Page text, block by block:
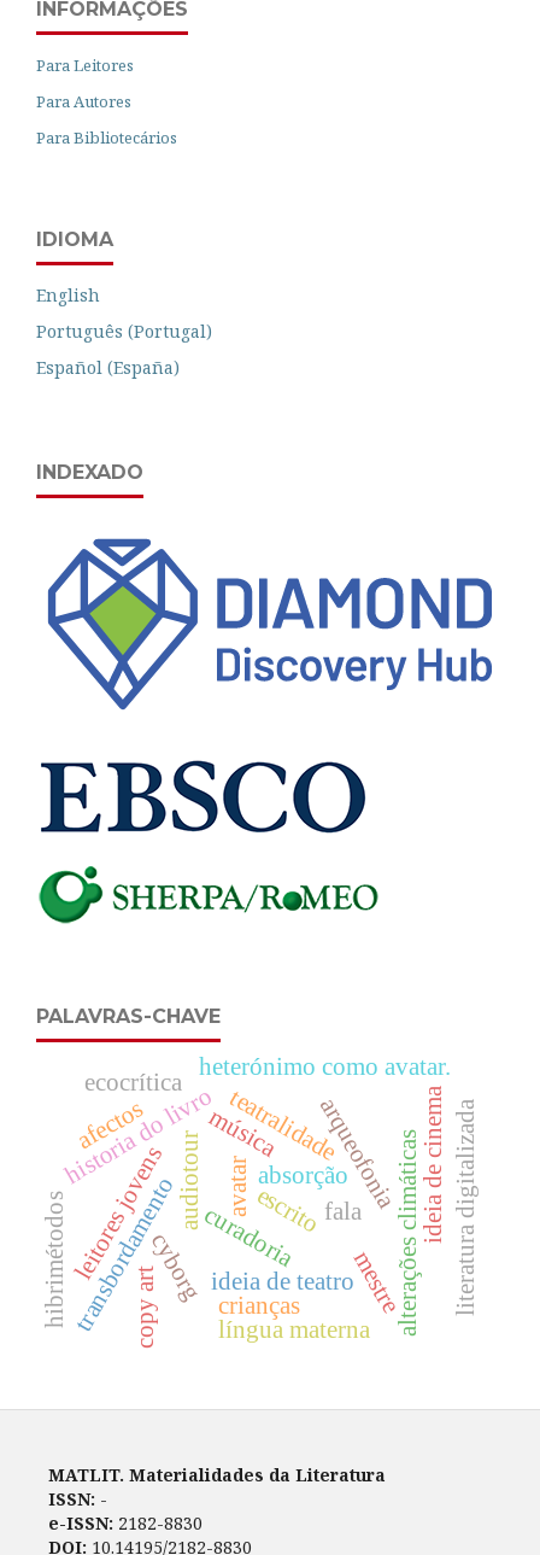
INFORMAÇÕES
Para Leitores
Para Autores
Para Bibliotecários
IDIOMA
English
Português (Portugal)
Español (España)
INDEXADO
PALAVRAS-CHAVE
escritoarqueofonia
curadoria alterações climáticas
audiotour
ideia de teatro
ideia de cinema
absorção
teatralidade
transbordamento
historia do livro avatar
cyborg
heterónimo como avatar.
copy art literatura digitalizada
leitores jovens
crianças
ecocrítica
língua materna
afectos
mestre
hibrimétodos
música
fala
MATLIT. Materialidades da Literatura
ISSN: -
e-ISSN: 2182-8830
DOI: 10.14195/2182-8830